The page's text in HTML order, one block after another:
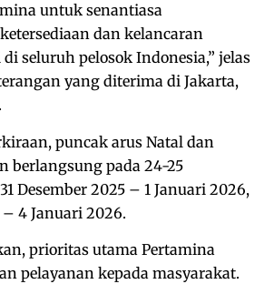
untuk senantiasa
dan kelancaran
seluruh pelosok Indonesia,” jelas
yang diterima di Jakarta,
puncak arus Natal dan
berlangsung pada 24-25
Desember 2025 – 1 Januari 2026,
4 Januari 2026.
prioritas utama Pertamina
pelayanan kepada masyarakat.